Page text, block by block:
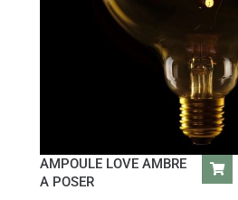
AMPOULE LOVE AMBRE
A POSER